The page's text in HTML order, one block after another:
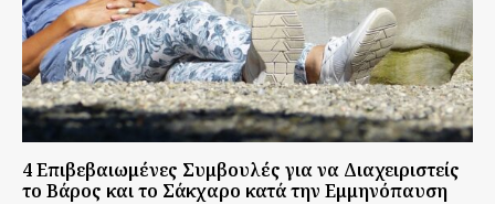
4 Επιβεβαιωμένες Συμβουλές για να Διαχειριστείς
το Βάρος και το Σάκχαρο κατά την Εμμηνόπαυση